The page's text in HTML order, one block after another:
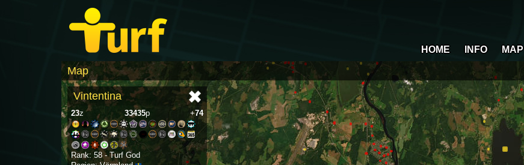
HOME INFO MAP
Map
Vintentina
23z 33435p +74
Rank: 58 - Turf God